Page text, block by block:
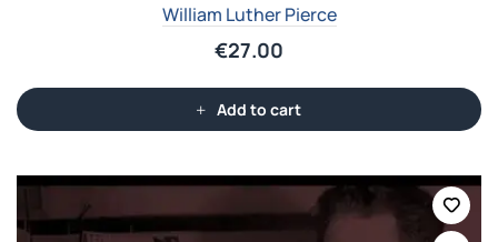
William Luther Pierce
€27.00
Add to cart